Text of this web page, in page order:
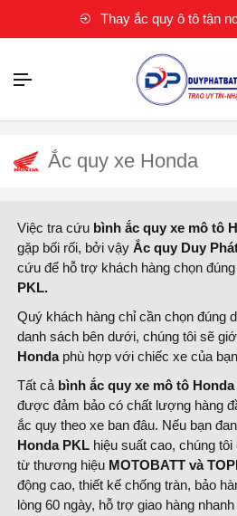
Thay ắc quy ô tô tận
Ắc quy xe Honda
Việc tra cứu bình ắc quy xe mô tô
gặp bối rối, bởi vậy Ắc quy Duy
cứu để hỗ trợ khách hàng chọn đúng
PKL.
Quý khách hàng chỉ cần chọn đúng
danh sách bên dưới, chúng tôi sẽ
Honda phù hợp với chiếc xe của
Tất cả bình ắc quy xe mô tô Honda
được đảm bảo có chất lượng hàng
ắc quy theo xe ban đâu. Nếu bạn
Honda PKL hiệu suất cao, chúng
từ thương hiệu MOTOBATT và
động cao, thiết kế chống tràn, bảo
lòng 60 ngày, hỗ trợ giao hàng